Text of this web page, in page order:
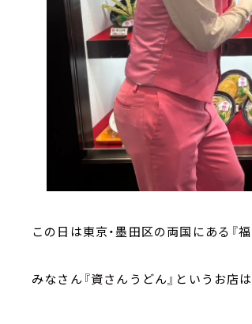
この日は東京・墨田区の両国にある『
みなさん『資さんうどん』というお店